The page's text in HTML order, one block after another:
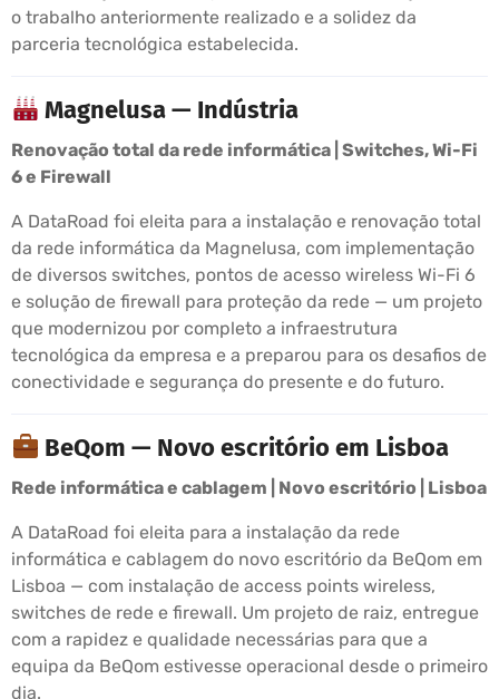
o trabalho anteriormente realizado e a solidez da
parceria tecnológica estabelecida.
Magnelusa — Indústria
Renovação total da rede informática | Switches, Wi-Fi
6 e Firewall
A DataRoad foi eleita para a instalação e renovação total
da rede informática da Magnelusa, com implementação
de diversos switches, pontos de acesso wireless Wi-Fi 6
e solução de firewall para proteção da rede — um projeto
que modernizou por completo a infraestrutura
tecnológica da empresa e a preparou para os desafios de
conectividade e segurança do presente e do futuro.
BeQom — Novo escritório em Lisboa
Rede informática e cablagem | Novo escritório | Lisboa
A DataRoad foi eleita para a instalação da rede
informática e cablagem do novo escritório da BeQom em
Lisboa — com instalação de access points wireless,
switches de rede e firewall. Um projeto de raiz, entregue
com a rapidez e qualidade necessárias para que a
equipa da BeQom estivesse operacional desde o primeiro
dia.